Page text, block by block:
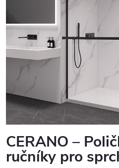
CERANO –
ručníky pro